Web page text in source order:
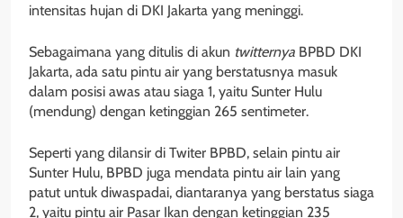
intensitas hujan di DKI Jakarta yang meninggi.
Sebagaimana yang ditulis di akun twitternya BPBD DKI
Jakarta, ada satu pintu air yang berstatusnya masuk
dalam posisi awas atau siaga 1, yaitu Sunter Hulu
(mendung) dengan ketinggian 265 sentimeter.
Seperti yang dilansir di Twiter BPBD, selain pintu air
Sunter Hulu, BPBD juga mendata pintu air lain yang
patut untuk diwaspadai, diantaranya yang berstatus siaga
2, yaitu pintu air Pasar Ikan dengan ketinggian 235